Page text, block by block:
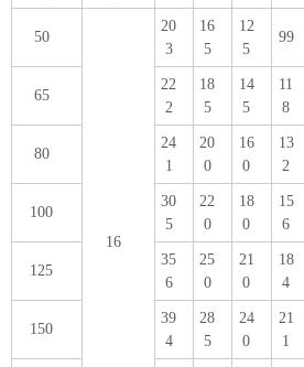
50
16
20
3
16
5
12
5
99
65
22
2
18
5
14
5
11
8
80
24
1
20
0
16
0
13
2
100
30
5
22
0
18
0
15
6
125
35
6
25
0
21
0
18
4
150
39
4
28
5
24
0
21
1